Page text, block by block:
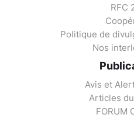
RFC
Politique de
Nos
Avis et
Articles
FORUM